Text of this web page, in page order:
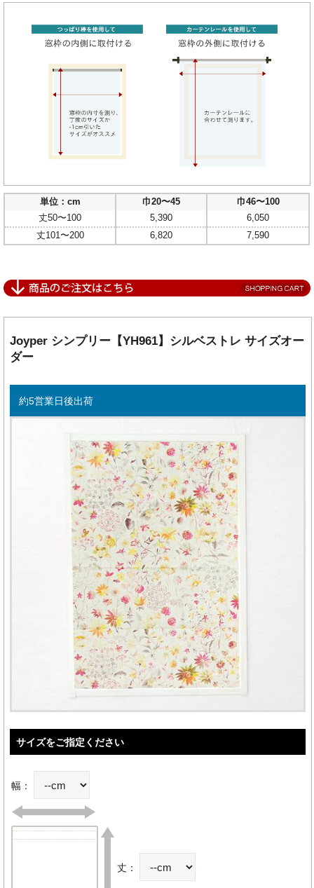
単位：cm 巾20〜45
巾46〜100
丈50〜100
5,390
6,050
丈101〜200
6,820 7,590
Joyper シンプリー【YH961】シルベストレ サイズオー
ダー
約5営業日後出荷
サイズをご指定ください
幅：
丈：